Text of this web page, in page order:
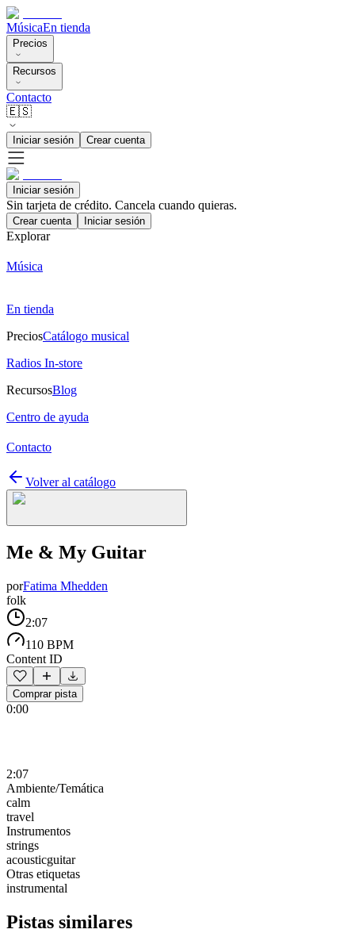
MúsicaEn tienda
Precios
Recursos
Contacto
🇪🇸
Iniciar sesión Crear cuenta
Iniciar sesión
Sin tarjeta de crédito. Cancela cuando quieras.
Crear cuenta Iniciar sesión
Explorar
Música
En tienda
PreciosCatálogo musical
Radios In-store
RecursosBlog
Centro de ayuda
Contacto
Volver al catálogo
Me & My Guitar
porFatima Mhedden
folk
2:07
110 BPM
Content ID
Comprar pista
0:00
2:07
Ambiente/Temática
calm
travel
Instrumentos
strings
acousticguitar
Otras etiquetas
instrumental
Pistas similares